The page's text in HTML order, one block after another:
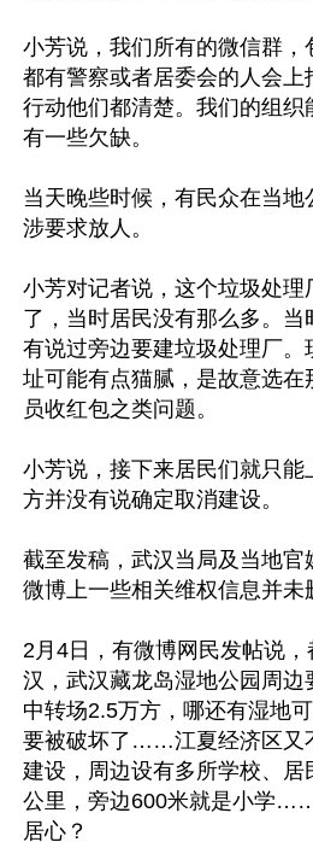
小芳说，我们所有的微信群，
都有警察或者居委会的人会上
行动他们都清楚。我们的组织
有一些欠缺。
当天晚些时候，有民众在当地
涉要求放人。
小芳对记者说，这个垃圾处理
了，当时居民没有那么多。
有说过旁边要建垃圾处理厂
址可能有点猫腻，是故意选在
员收红包之类问题。
小芳说，接下来居民们就只能
方并没有说确定取消建设。
截至发稿，武汉当局及当地官
微博上一些相关维权信息并未
2月4日，有微博网民发帖说
汉，武汉藏龙岛湿地公园周边
中转场2.5万方，哪还有湿地
要被破坏了……江夏经济区又
建设，周边设有多所学校、
公里，旁边600米就是小学
居心？